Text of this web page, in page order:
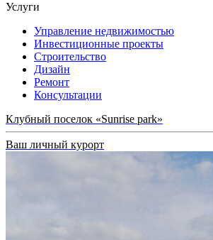
Услуги
Управление недвижимостью
Инвестиционные проекты
Строительство
Дизайн
Ремонт
Консультации
Клубный поселок «Sunrise park»
Ваш личный курорт